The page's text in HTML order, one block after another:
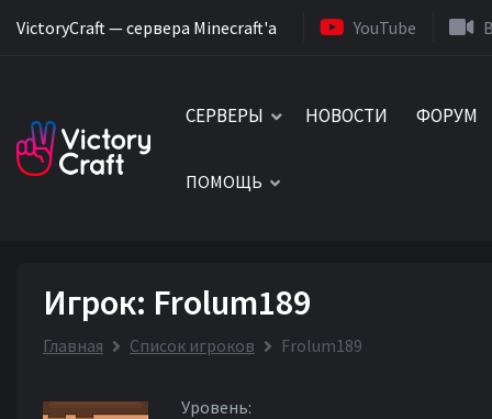
VictoryCraft — сервера Minecraft'a YouTube
СЕРВЕРЫ НОВОСТИ ФОРУМ
ПОМОЩЬ
Игрок: Frolum189
Главная Список игроков Frolum189
Уровень: